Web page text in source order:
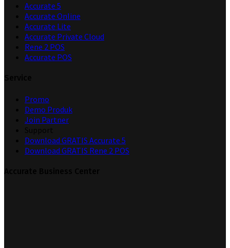
Accurate 5
Accurate Online
Accurate Lite
Accurate Private Cloud
Rene 2 POS
Accurate POS
Promo
Demo Produk
Join Partner
Download GRATIS Accurate 5
Download GRATIS Rene 2 POS